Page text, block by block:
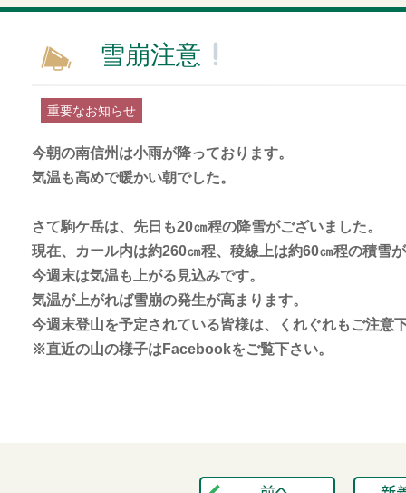
雪崩注意
重要なお知らせ
今朝の南信州は小雨が降っております。
気温も高めで暖かい朝でした。
さて駒ケ岳は、先日も20㎝程の降雪がございました。
現在、カール内は約260㎝程、稜線上は約60㎝程の積雪
今週末は気温も上がる見込みです。
気温が上がれば雪崩の発生が高まります。
今週末登山を予定されている皆様は、くれぐれもご注意
※直近の山の様子はFacebookをご覧下さい。